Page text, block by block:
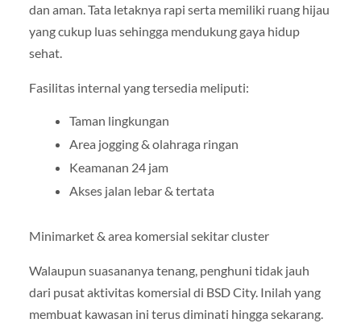
dan aman. Tata letaknya rapi serta memiliki ruang hijau
yang cukup luas sehingga mendukung gaya hidup
sehat.
Fasilitas internal yang tersedia meliputi:
Taman lingkungan
Area jogging & olahraga ringan
Keamanan 24 jam
Akses jalan lebar & tertata
Minimarket & area komersial sekitar cluster
Walaupun suasananya tenang, penghuni tidak jauh
dari pusat aktivitas komersial di BSD City. Inilah yang
membuat kawasan ini terus diminati hingga sekarang.